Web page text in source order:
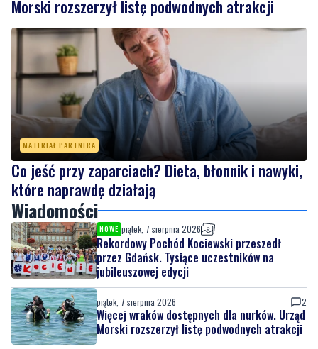
Morski rozszerzył listę podwodnych atrakcji
MATERIAŁ PARTNERA
Co jeść przy zaparciach? Dieta, błonnik i nawyki,
które naprawdę działają
Wiadomości
NOWE piątek, 7 sierpnia 2026
Rekordowy Pochód Kociewski przeszedł
przez Gdańsk. Tysiące uczestników na
jubileuszowej edycji
piątek, 7 sierpnia 2026 2
Więcej wraków dostępnych dla nurków. Urząd
Morski rozszerzył listę podwodnych atrakcji